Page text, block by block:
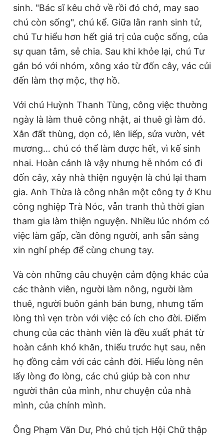
sinh. "Bác sĩ kêu chở về rồi đó chớ, may sao
chú còn sống", chú kể. Giữa lằn ranh sinh tử,
chú Tư hiểu hơn hết giá trị của cuộc sống, của
sự quan tâm, sẻ chia. Sau khi khỏe lại, chú Tư
gắn bó với nhóm, xông xáo từ đốn cây, vác củi
đến làm thợ mộc, thợ hồ.
Với chú Huỳnh Thanh Tùng, công việc thường
ngày là làm thuê công nhật, ai thuê gì làm đó.
Xắn đất thùng, dọn cỏ, lên liếp, sửa vườn, vét
mương… chú có thể làm được hết, vì kế sinh
nhai. Hoàn cảnh là vậy nhưng hễ nhóm có đi
đốn cây, xây nhà thiện nguyện là chú lại tham
gia. Anh Thừa là công nhân một công ty ở Khu
công nghiệp Trà Nóc, vẫn tranh thủ thời gian
tham gia làm thiện nguyện. Nhiều lúc nhóm có
việc làm gấp, cần đông người, anh sẵn sàng
xin nghỉ phép để cùng chung tay.
Và còn những câu chuyện cảm động khác của
các thành viên, người làm nông, người làm
thuê, người buôn gánh bán bưng, nhưng tấm
lòng thì vẹn tròn với việc có ích cho đời. Điểm
chung của các thành viên là đều xuất phát từ
hoàn cảnh khó khăn, thiếu trước hụt sau, nên
họ đồng cảm với các cảnh đời. Hiểu lòng nên
lấy lòng đo lòng, các chú giúp bà con như
người thân của mình, như chuyện của nhà
mình, của chính mình.
Ông Phạm Văn Dư, Phó chủ tịch Hội Chữ thập